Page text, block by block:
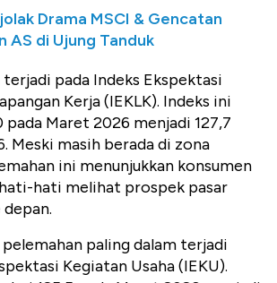
Drama MSCI & Gencatan
AS di Ujung Tanduk
terjadi pada Indeks Ekspektasi
Kerja (IEKLK). Indeks ini
pada Maret 2026 menjadi 127,7
Meski masih berada di zona
ini menunjukkan konsumen
hati melihat prospek pasar
paling dalam terjadi
Kegiatan Usaha (IEKU).